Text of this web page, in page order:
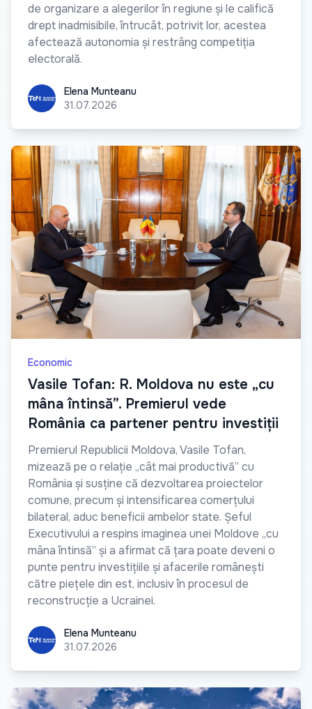
de organizare a alegerilor în regiune și le califică
drept inadmisibile, întrucât, potrivit lor, acestea
afectează autonomia și restrâng competiția
electorală.
Elena Munteanu
Elena Munteanu
31.07.2026
Economic
Vasile Tofan: R. Moldova nu este „cu
mâna întinsă”. Premierul vede
România ca partener pentru investiții
Premierul Republicii Moldova, Vasile Tofan,
mizează pe o relație „cât mai productivă” cu
România și susține că dezvoltarea proiectelor
comune, precum și intensificarea comerțului
bilateral, aduc beneficii ambelor state. Șeful
Executivului a respins imaginea unei Moldove „cu
mâna întinsă” și a afirmat că țara poate deveni o
punte pentru investițiile și afacerile românești
către piețele din est, inclusiv în procesul de
reconstrucție a Ucrainei.
Elena Munteanu
Elena Munteanu
31.07.2026